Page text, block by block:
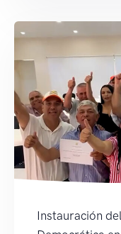
Instauración